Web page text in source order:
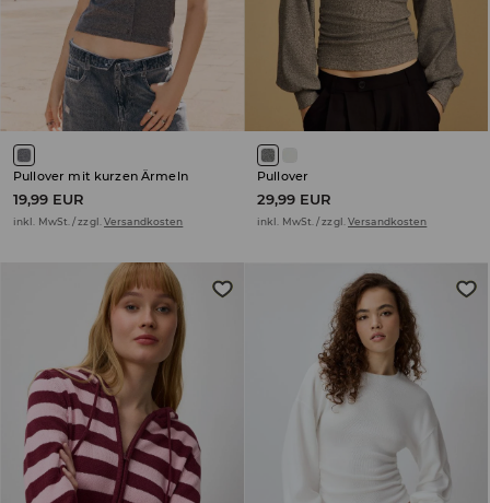
Pullover mit kurzen Ärmeln
19,99 EUR
inkl. MwSt. / zzgl. Versandkosten
Pullover
29,99 EUR
inkl. MwSt. / zzgl. Versandkosten